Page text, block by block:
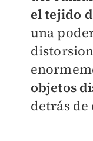
el tejido
una
objetos
detrás de